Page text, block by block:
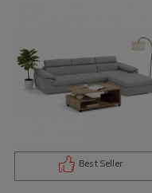
Best Seller